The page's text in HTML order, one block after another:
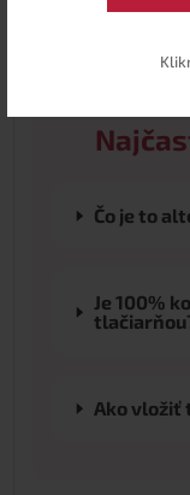
Čo je to
Je 100%
Ako vložiť